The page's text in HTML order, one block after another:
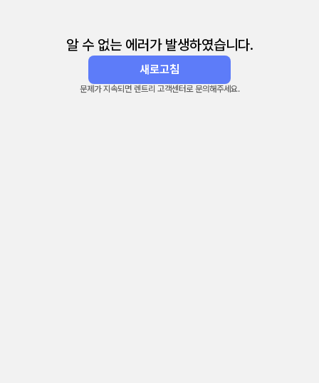
알 수 없는 에러가 발생하였습니다.
새로고침
문제가 지속되면 렌트리 고객센터로 문의해주세요.